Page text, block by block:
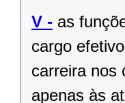
V - as
cargo
carreira nos
apenas às